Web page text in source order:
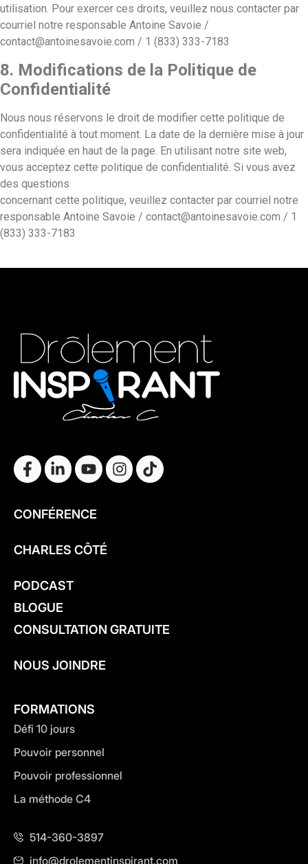
utilisation. Pour exercer ces droits, veuillez nous contacter par
courriel notre responsable Antoine Savoie /
contact@antoinesavoie.com / 1 (833) 333-7183
8. Modifications de la Politique de
Confidentialité
Nous nous réservons le droit de modifier cette politique de
confidentialité à tout moment. La date de la dernière mise à jour
sera indiquée en haut de la page. En utilisant notre site web,
vous acceptez cette politique de confidentialité. Si vous avez
des questions
concernant cette politique, veuillez contacter par courriel notre
responsable Antoine Savoie / contact@antoinesavoie.com / 1
(833) 333-7183
CONFÉRENCE
CHARLES CÔTÉ
PODCAST
BLOGUE
CONSULTATION GRATUITE
NOUS JOINDRE
FORMATIONS
Défi 10 jours
Pouvoir personnel
Pouvoir professionnel
La méthode C4
514-360-3897
info@drolementinspirant.com